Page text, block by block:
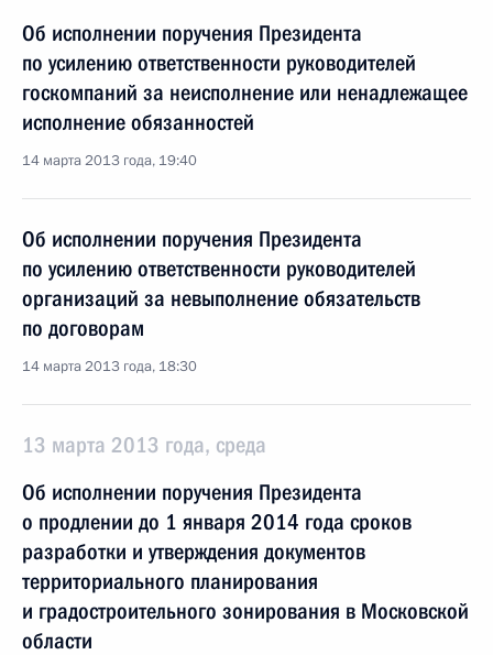
Об исполнении поручения Президента
по усилению ответственности руководителей
госкомпаний за неисполнение или ненадлежащее
исполнение обязанностей
14 марта 2013 года, 19:40
Об исполнении поручения Президента
по усилению ответственности руководителей
организаций за невыполнение обязательств
по договорам
14 марта 2013 года, 18:30
13 марта 2013 года, среда
Об исполнении поручения Президента
о продлении до 1 января 2014 года сроков
разработки и утверждения документов
территориального планирования
и градостроительного зонирования в Московской
области